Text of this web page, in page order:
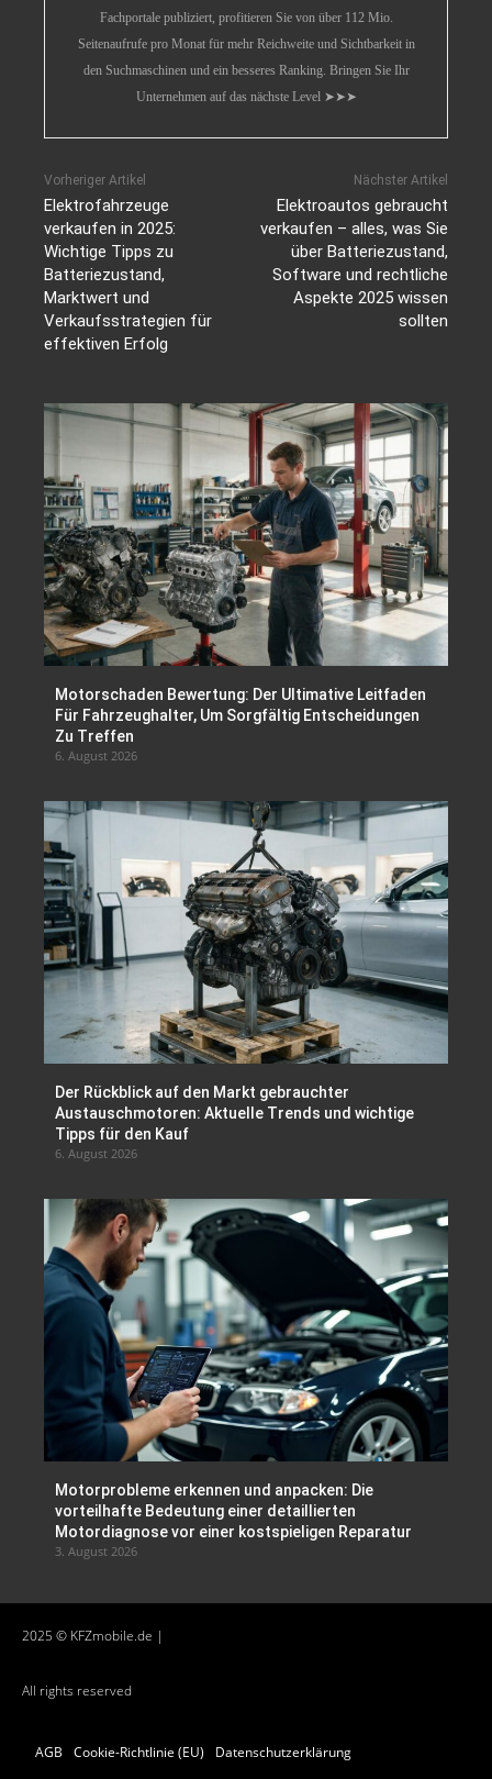
Fachportale publiziert, profitieren Sie von über 112 Mio.
Seitenaufrufe pro Monat für mehr Reichweite und Sichtbarkeit in
den Suchmaschinen und ein besseres Ranking. Bringen Sie Ihr
Unternehmen auf das nächste Level ➤➤➤
Vorheriger Artikel
Elektrofahrzeuge
verkaufen in 2025:
Wichtige Tipps zu
Batteriezustand,
Marktwert und
Verkaufsstrategien für
effektiven Erfolg
Nächster Artikel
Elektroautos gebraucht
verkaufen – alles, was Sie
über Batteriezustand,
Software und rechtliche
Aspekte 2025 wissen
sollten
Motorschaden Bewertung: Der Ultimative Leitfaden
Für Fahrzeughalter, Um Sorgfältig Entscheidungen
Zu Treffen
6. August 2026
Der Rückblick auf den Markt gebrauchter
Austauschmotoren: Aktuelle Trends und wichtige
Tipps für den Kauf
6. August 2026
Motorprobleme erkennen und anpacken: Die
vorteilhafte Bedeutung einer detaillierten
Motordiagnose vor einer kostspieligen Reparatur
3. August 2026
2025 © KFZmobile.de |
All rights reserved
AGB Cookie-Richtlinie (EU)
Datenschutzerklärung